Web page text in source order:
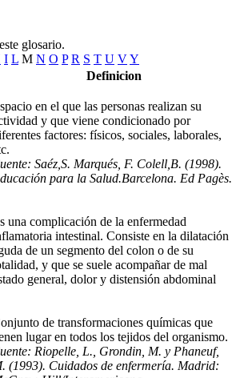
glosario.
I L M N O P R S T U VY
Definicion
en el que las personas realizan su
y que viene condicionado por
factores: físicos, sociales, laborales,
Saéz,S. Marqués, F. Colell,B. (1998).
para la Salud.Barcelona. Ed Pagès.
una complicación de la enfermedad
intestinal. Consiste en la dilatación
de un segmento del colon o de su
y que se suele acompañar de mal
general, dolor y distensión abdominal
de transformaciones químicas que
lugar en todos los tejidos del organismo.
Riopelle, L., Grondin, M. y Phaneuf,
(1993). Cuidados de enfermería. Madrid: